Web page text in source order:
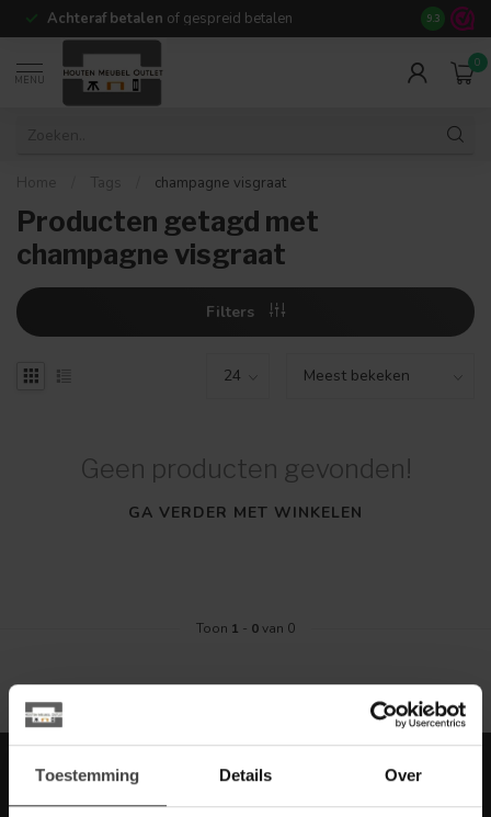
Toestemming Details Over
Achteraf betalen of gespreid betalen 14 dagen
9.3
MENU
0
Home Tags champagne visgraat
Producten getagd met
champagne visgraat
Filters
Geen producten gevonden!
GA VERDER MET WINKELEN
Toon 1 - 0van 0
Meld je aan voor onze nieuwbrief met
scherpe acties